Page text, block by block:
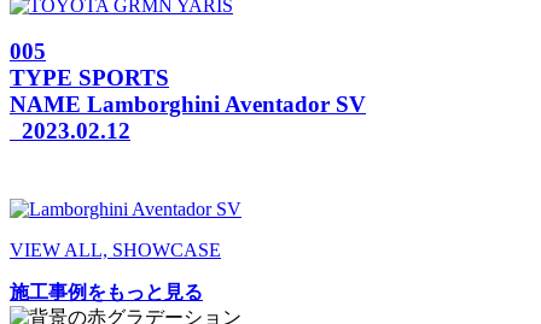
005
TYPE SPORTS
NAME Lamborghini Aventador SV
2023.02.12
VIEW ALL, SHOWCASE
施工事例をもっと見る